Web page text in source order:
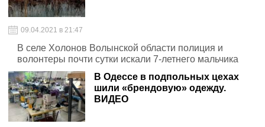
09.04.2021 в 21:47
В селе Холонов Волынской области полиция и
волонтеры почти сутки искали 7-летнего мальчика
В Одессе в подпольных цехах
шили «брендовую» одежду.
ВИДЕО